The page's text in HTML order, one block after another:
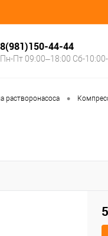
8(981)150-44-44
Пн-Пт 09:00–18:00 Сб-
растворонасоса •